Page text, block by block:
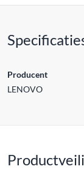
Producent
LENOVO